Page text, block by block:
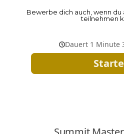
Bewerbe dich auch, wenn du
teilnehmen